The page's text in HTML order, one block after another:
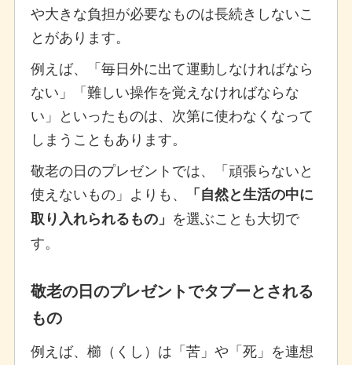
や大きな負担が必要なものは長続きしないこ
とがあります。
例えば、「毎日外に出て運動しなければなら
ない」「難しい操作を覚えなければならな
い」といったものは、次第に使わなくなって
しまうこともあります。
敬老の日のプレゼントでは、「頑張らないと
使えないもの」よりも、
「自然と生活の中に
取り入れられるもの」 を選ぶことも大切で
す。
敬老の日のプレゼントでタブーとされる
もの
例えば、櫛（くし）は「苦」や「死」を連想